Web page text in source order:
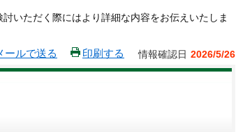
いただく際にはより詳細な内容をお伝えいたしま
情報確認日 2026/5/26
ールで送る 印刷する